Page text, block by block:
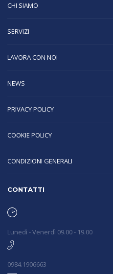
CHI SIAMO
SERVIZI
LAVORA CON NOI
NEWS
PRIVACY POLICY
COOKIE POLICY
CONDIZIONI GENERALI
CONTATTI
Lunedì - Venerdì 09.00 - 19.00
0984.1906663